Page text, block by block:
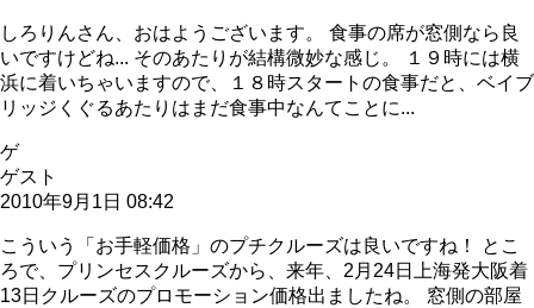
しろりんさん、おはようございます。 食事の席が窓側なら良
いですけどね... そのあたりが結構微妙な感じ。 １９時には横
浜に着いちゃいますので、１８時スタートの食事だと、ベイブ
リッジくぐるあたりはまだ食事中なんてことに...
ゲ
ゲスト
2010年9月1日 08:42
こういう「お手軽価格」のプチクルーズは良いですね！ とこ
ろで、プリンセスクルーズから、来年、2月24日上海発大阪着
13日クルーズのプロモーション価格出ましたね。 窓側の部屋